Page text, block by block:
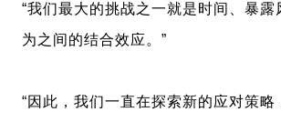
“我们最大的挑战之一就是时间、暴露
为之间的结合效应。”
“因此，我们一直在探索新的应对策略